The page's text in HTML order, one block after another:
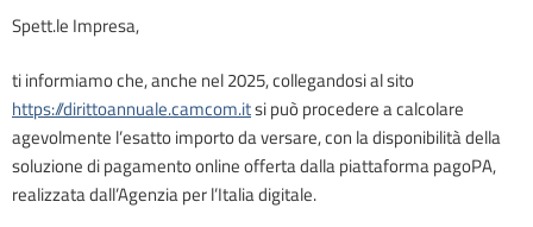
Spett.le Impresa,
ti informiamo che, anche nel 2025, collegandosi al sito
https://dirittoannuale.camcom.itsi può procedere a calcolare
agevolmente l’esatto importo da versare, con la disponibilità della
soluzione di pagamento online offerta dalla piattaforma pagoPA,
realizzata dall’Agenzia per l’Italia digitale.